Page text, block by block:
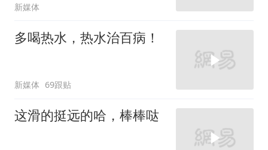
新媒体
多喝热水，热水治百病！
新媒体 69跟贴
这滑的挺远的哈，棒棒哒